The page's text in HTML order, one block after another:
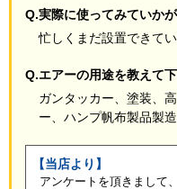
Q.実際に使ってみていか
忙しくまだ設置できて
Q.エアーの用途を教えて下
ガンタッカー、塗装、
ー、ハンプ帆布製品製
【当店より】
アンケートを頂きまして